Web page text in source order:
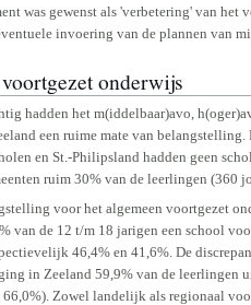
was gewenst als 'verbetering' van
invoering van de plannen van
onderwijs
hadden het m(iddelbaar)avo,
een ruime mate van
en St.-Philipsland hadden geen
ruim 30% van de leerlingen (360
voor het algemeen voortgezet
van de 12 t/m 18 jarigen een school
46,4% en 41,6%. De
in Zeeland 59,9% van de leerlingen
Zowel landelijk als regionaal